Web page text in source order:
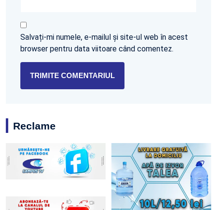
Salvați-mi numele, e-mailul și site-ul web în acest
browser pentru data viitoare când comentez.
Reclame